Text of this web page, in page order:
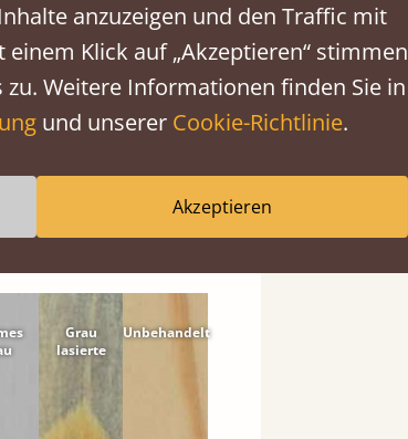
Hartholz.
Grau
lasierte
Unbehandelt
anzuzeigen und den Traffic mit
Klick auf „Akzeptieren“ stimmen
Weitere Informationen finden Sie in
und unserer Cookie-Richtlinie.
Akzeptieren